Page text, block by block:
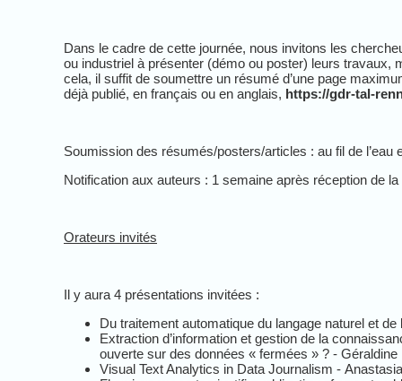
Dans le cadre de cette journée, nous invitons les
ou industriel à présenter (démo ou poster) leurs travaux,
cela, il suffit de soumettre un résumé d’une page
déjà publié, en français ou en anglais, https://gdr-tal-
Soumission des résumés/posters/articles : au fil de l’eau
Notification aux auteurs : 1 semaine après réception de la
Orateurs invités
Il y aura 4 présentations invitées :
Du traitement automatique du langage naturel et
Extraction d’information et gestion de la
ouverte sur des données « fermées » ? - Géraldine
Visual Text Analytics in Data Journalism -